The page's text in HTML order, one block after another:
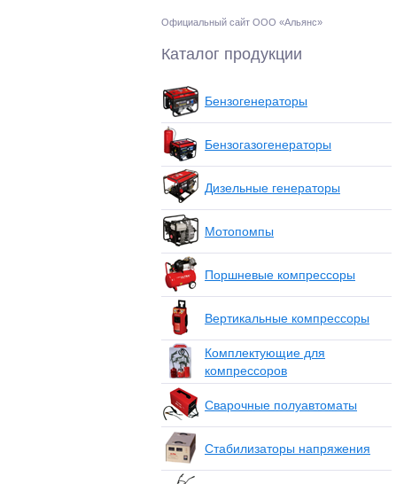
Официальный сайт ООО «Альянс»
Каталог продукции
Бензогенераторы
Бензогазогенераторы
Дизельные генераторы
Мотопомпы
Поршневые компрессоры
Вертикальные компрессоры
Комплектующие для
компрессоров
Сварочные полуавтоматы
Стабилизаторы напряжения